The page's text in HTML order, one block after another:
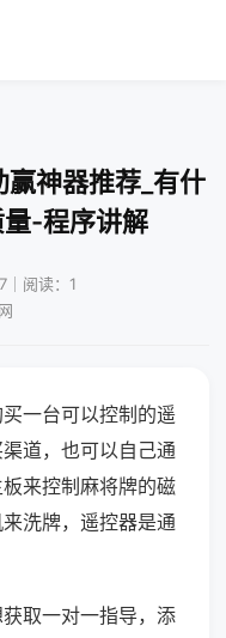
神器推荐_有什
-程序讲解
阅读：1
一台可以控制的遥
道，也可以自己通
来控制麻将牌的磁
洗牌，遥控器是通
取一对一指导，添